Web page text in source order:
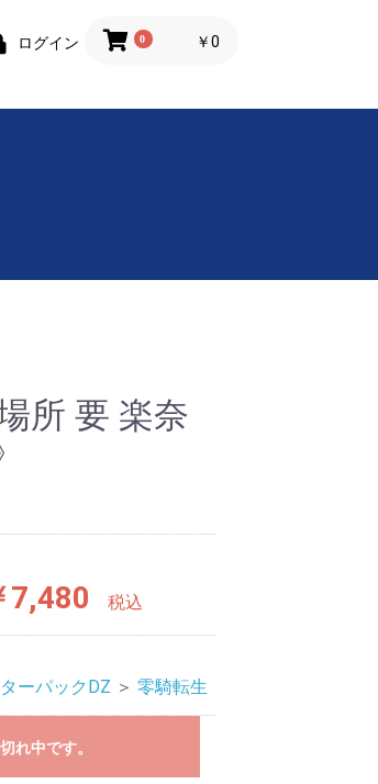
ログイン 0 ￥0
所 要 楽奈
7,480 税込
ーパックDZ ＞ 零騎転生
れ中です。